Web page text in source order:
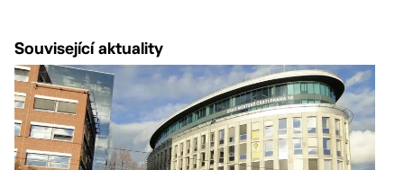
Související aktuality